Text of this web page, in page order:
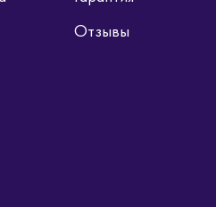
Отзывы